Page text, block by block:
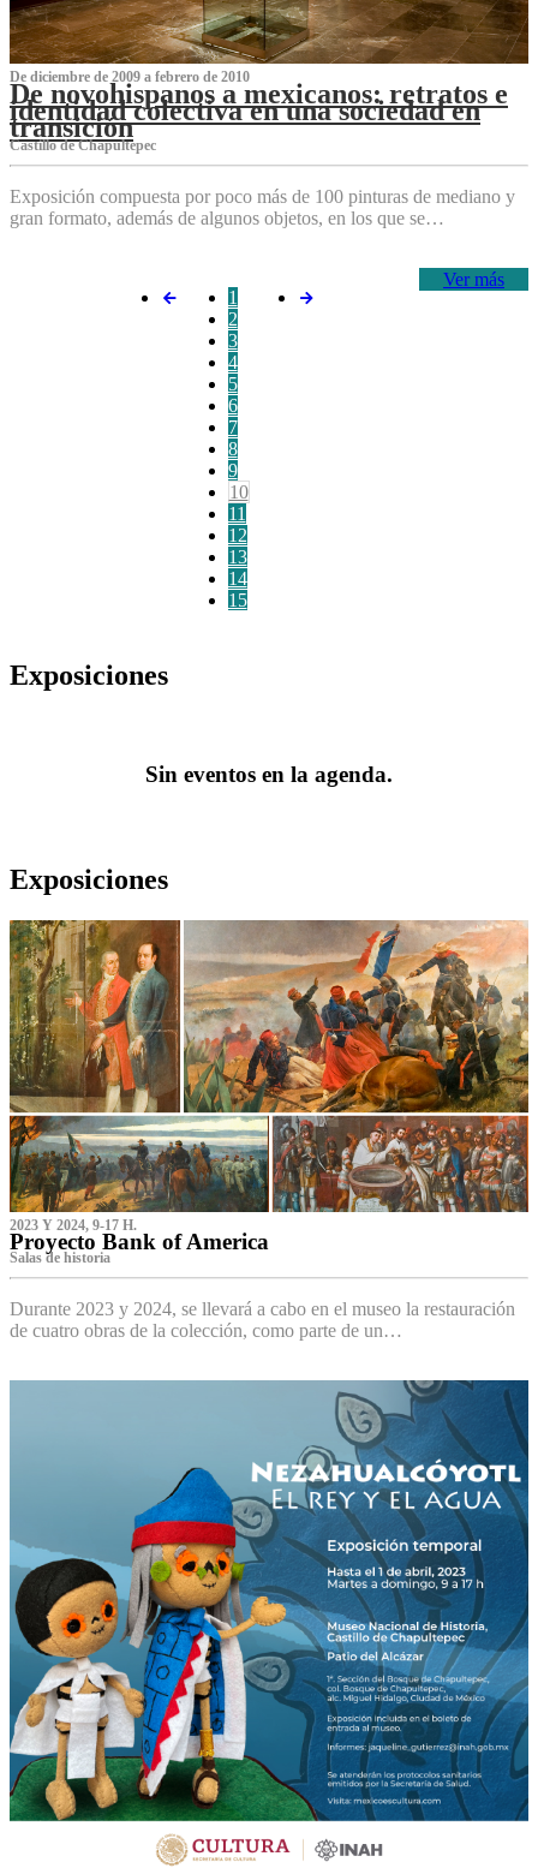
De diciembre de 2009 a febrero de 2010
De novohispanos a mexicanos: retratos e
identidad colectiva en una sociedad en
transición
Castillo de Chapultepec
Exposición compuesta por poco más de 100 pinturas de mediano y
gran formato, además de algunos objetos, en los que se…
Ver más
1
2
3
4
5
6
7
8
9
10
11
12
13
14
15
Exposiciones
Sin eventos en la agenda.
Exposiciones
2023 Y 2024, 9-17 H.
Proyecto Bank of America
S‌alas de historia
Durante 2023 y 2024, se llevará a cabo en el museo la restauración
de cuatro obras de la colección, como parte de un…